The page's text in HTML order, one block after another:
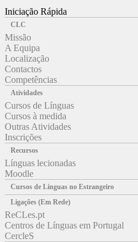
Iniciação Rápida
CLC
Missão
A Equipa
Localização
Contactos
Competências
Atividades
Cursos de Línguas
Cursos à medida
Outras Atividades
Inscrições
Recursos
Línguas lecionadas
Moodle
Cursos de Línguas no Estrangeiro
Ligações (Em Rede)
ReCLes.pt
Centros de Línguas em Portugal
CercleS